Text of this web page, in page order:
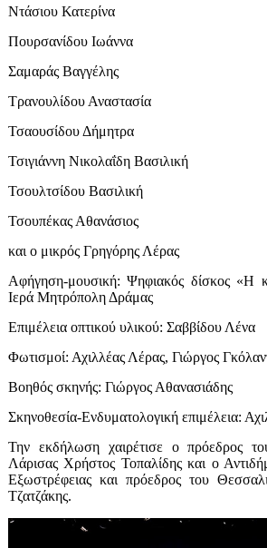
Ντάσιου Κατερίνα
Πουρσανίδου Ιωάννα
Σαμαράς Βαγγέλης
Τρανουλίδου Αναστασία
Τσαουσίδου Δήμητρα
Τσιγιάννη Νικολαΐδη Βασιλική
Τσουλτσίδου Βασιλική
Τσουπέκας Αθανάσιος
και ο μικρός Γρηγόρης Λέρας
Αφήγηση-μουσική: Ψηφιακός δίσκος «Η
Ιερά Μητρόπολη Δράμας
Επιμέλεια οπτικού υλικού: Σαββίδου Λένα
Φωτισμοί: Αχιλλέας Λέρας, Γιώργος
Βοηθός σκηνής: Γιώργος Αθανασιάδης
Σκηνοθεσία-Ενδυματολογική επιμέλεια:
Την εκδήλωση χαιρέτισε ο πρόεδρος
Λάρισας Χρήστος Τοπαλίδης και ο
Εξωστρέφειας και πρόεδρος του
Τζατζάκης.